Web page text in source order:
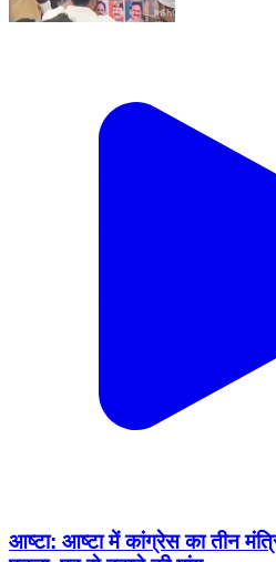
आष्टा: आष्टा में कांग्रेस का तीन